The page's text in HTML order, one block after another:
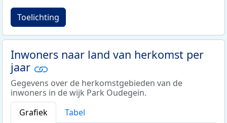
Toelichting
Inwoners naar land van herkomst per
jaar
Gegevens over de herkomstgebieden van de
inwoners in de wijk Park Oudegein.
Grafiek
Tabel